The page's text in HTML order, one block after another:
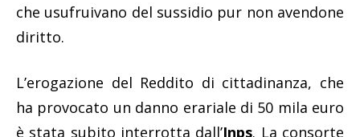
che usufruivano del sussidio pur non avendone
diritto.
L’erogazione del Reddito di cittadinanza, che
ha provocato un danno erariale di 50 mila euro
è stata subito interrotta dall’Inps. La consorte